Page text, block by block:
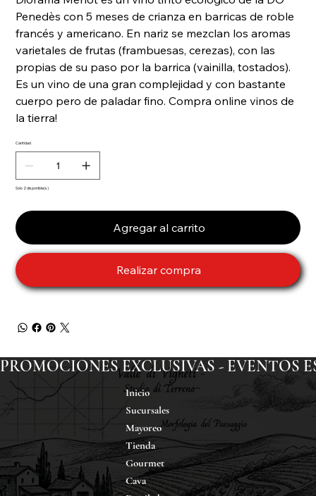
Penedès con 5 meses de crianza en barricas de roble
francés y americano. En nariz se mezclan los aromas
varietales de frutas (frambuesas, cerezas), con las
propias de su paso por la barrica (vainilla, tostados).
Es un vino de una gran complejidad y con bastante
cuerpo pero de paladar fino. Compra online vinos de
la tierra!
Cantidad
Solo 2 disponible(s)
Agregar al carrito
Realizar compra
PROMOCIONES EXCLUSIVAS - EVENTOS
Inicio
Sucursales
Mayoreo
Tienda
Gourmet
Cava